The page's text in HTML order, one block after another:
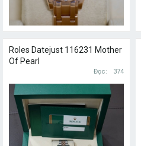
Roles Datejust 116231 Mother
Of Pearl
Đọc 374